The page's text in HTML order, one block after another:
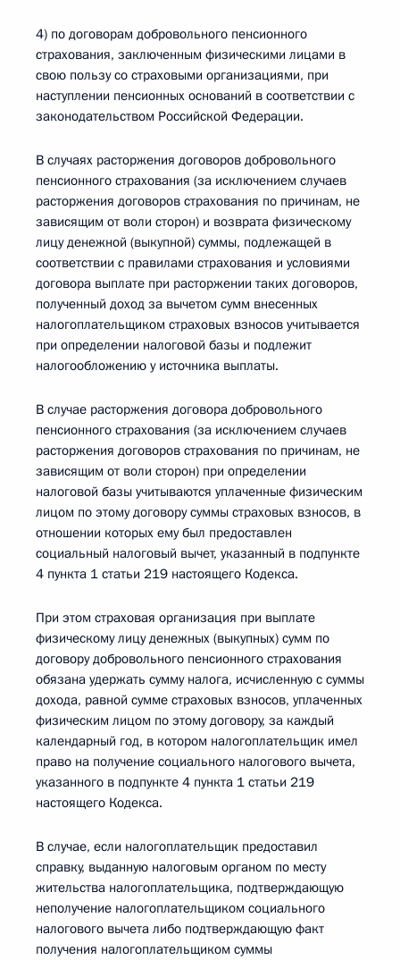
4) по договорам добровольного пенсионного
страхования, заключенным физическими лицами в
свою пользу со страховыми организациями, при
наступлении пенсионных оснований в соответствии с
законодательством Российской Федерации.
В случаях расторжения договоров добровольного
пенсионного страхования (за исключением случаев
расторжения договоров страхования по причинам, не
зависящим от воли сторон) и возврата физическому
лицу денежной (выкупной) суммы, подлежащей в
соответствии с правилами страхования и условиями
договора выплате при расторжении таких договоров,
полученный доход за вычетом сумм внесенных
налогоплательщиком страховых взносов учитывается
при определении налоговой базы и подлежит
налогообложению у источника выплаты.
В случае расторжения договора добровольного
пенсионного страхования (за исключением случаев
расторжения договоров страхования по причинам, не
зависящим от воли сторон) при определении
налоговой базы учитываются уплаченные физическим
лицом по этому договору суммы страховых взносов, в
отношении которых ему был предоставлен
социальный налоговый вычет, указанный в подпункте
4 пункта 1 статьи 219 настоящего Кодекса.
При этом страховая организация при выплате
физическому лицу денежных (выкупных) сумм по
договору добровольного пенсионного страхования
обязана удержать сумму налога, исчисленную с суммы
дохода, равной сумме страховых взносов, уплаченных
физическим лицом по этому договору, за каждый
календарный год, в котором налогоплательщик имел
право на получение социального налогового вычета,
указанного в подпункте 4 пункта 1 статьи 219
настоящего Кодекса.
В случае, если налогоплательщик предоставил
справку, выданную налоговым органом по месту
жительства налогоплательщика, подтверждающую
неполучение налогоплательщиком социального
налогового вычета либо подтверждающую факт
получения налогоплательщиком суммы